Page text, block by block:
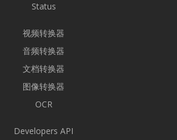
Status
视频转换器
音频转换器
文档转换器
图像转换器
OCR
Developers API